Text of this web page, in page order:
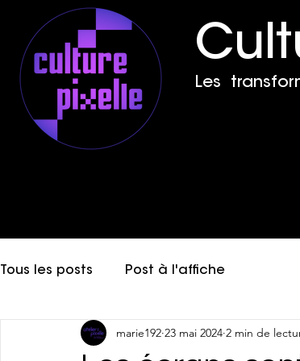
Les
Tous les posts Post à l'affiche
marie192 23 mai 2024 2 min de